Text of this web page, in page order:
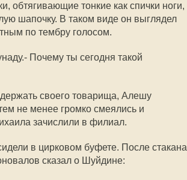
обтягивающие тонкие как спички ноги,
шапочку. В таком виде он выглядел
по тембру голосом.
Почему ты сегодня такой
своего товарища, Алешу
не менее громко смеялись и
зачислили в филиал.
в цирковом буфете. После стакана
сказал о Шуйдине: